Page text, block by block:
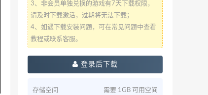
3、非会员单独兑换的游戏有7天下载权限，
请及时下载激活，过期将无法下载；
4、如遇下载安装问题，可在常见问题中查看
教程或联系客服。
登录后下载
存储空间 需要 1GB 可用空间